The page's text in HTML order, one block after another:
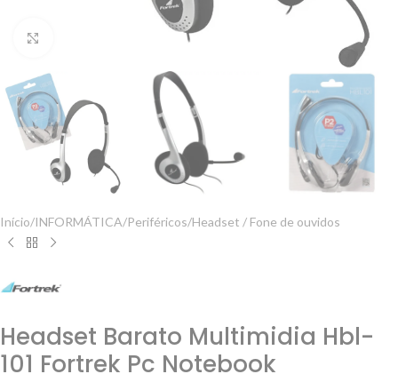
Início/INFORMÁTICA/Periféricos/Headset / Fone de ouvidos
Headset Barato Multimidia Hbl-
101 Fortrek Pc Notebook